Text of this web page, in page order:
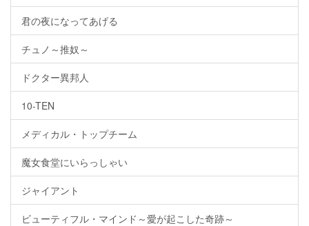
君の夜になってあげる
チュノ～推奴～
ドクター異邦人
10-TEN
メディカル・トップチーム
魔女食堂にいらっしゃい
ジャイアント
ビューティフル・マインド～愛が起こした奇跡～